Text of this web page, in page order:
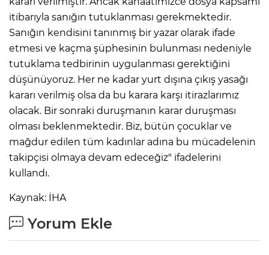
itibarıyla sanığın tutuklanması gerekmektedir.
Sanığın kendisini tanınmış bir yazar olarak ifade
etmesi ve kaçma şüphesinin bulunması nedeniyle
tutuklama tedbirinin uygulanması gerektiğini
düşünüyoruz. Her ne kadar yurt dışına çıkış yasağı
kararı verilmiş olsa da bu karara karşı itirazlarımız
olacak. Bir sonraki duruşmanın karar duruşması
olması beklenmektedir. Biz, bütün çocuklar ve
mağdur edilen tüm kadınlar adına bu mücadelenin
takipçisi olmaya devam edeceğiz" ifadelerini
kullandı.
Kaynak: İHA
Yorum Ekle